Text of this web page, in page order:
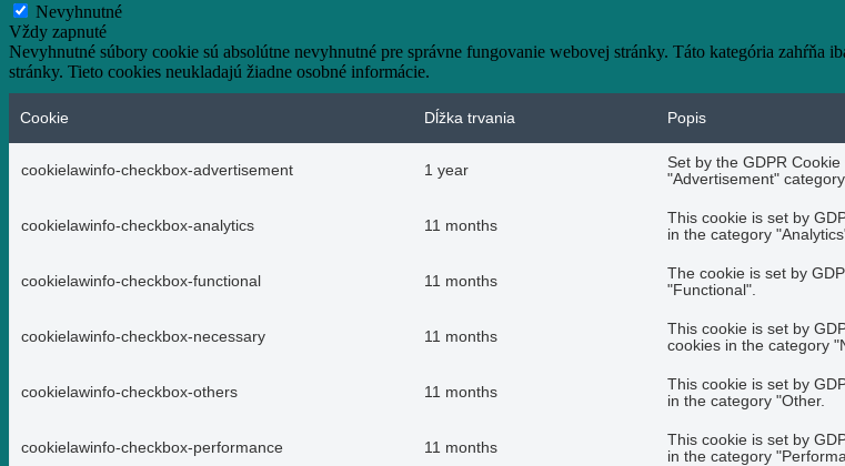
Nevyhnutné
Vždy zapnuté
Nevyhnutné súbory cookie sú absolútne nevyhnutné pre správne fungovanie webovej stránky. Táto kategória zahŕňa
stránky. Tieto cookies neukladajú žiadne osobné informácie.
Cookie Dĺžka trvania Popis
cookielawinfo-checkbox-advertisement 1 year
Set by the GDPR
"Advertisement" category .
cookielawinfo-checkbox-analytics 11 months
This cookie is set by
in the category
cookielawinfo-checkbox-functional 11 months
The cookie is set by
"Functional".
cookielawinfo-checkbox-necessary 11 months
This cookie is set by
cookies in the category
cookielawinfo-checkbox-others 11 months
This cookie is set by
in the category "Other.
cookielawinfo-checkbox-performance 11 months
This cookie is set by
in the category